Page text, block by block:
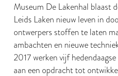
Museum De Lakenhal blaast
Leids Laken nieuw leven in
ontwerpers stoffen te laten
ambachten en nieuwe
2017 werken vijf
aan een opdracht tot